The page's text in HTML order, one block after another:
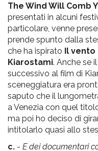
The Wind Will Comb
presentati in alcuni
particolare, venne
prende spunto dalla
che ha ispirato Il vento
Kiarostami. Anche se
successivo al film di
sceneggiatura era
saputo che il
a Venezia con quel
ma poi ho deciso di
intitolarlo quasi allo
c. - E dei documentari